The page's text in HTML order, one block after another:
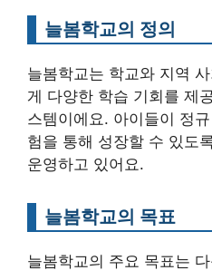
늘봄학교의 정의
늘봄학교는 학교와 지역
게 다양한 학습 기회를 제
스템이에요. 아이들이 정
험을 통해 성장할 수 있도
운영하고 있어요.
늘봄학교의 목표
늘봄학교의 주요 목표는